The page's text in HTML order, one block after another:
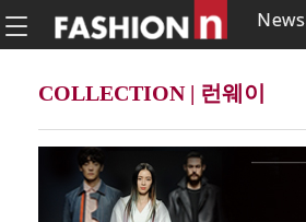
News
COLLECTION | 런웨이